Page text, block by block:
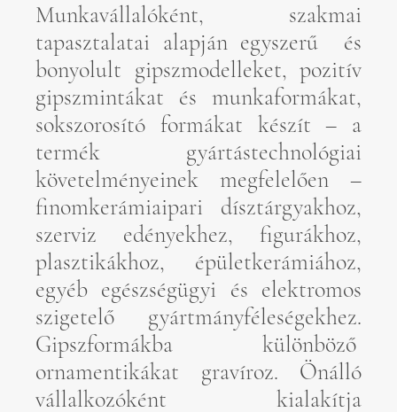
Munkavállalóként, szakmai
tapasztalatai alapján egyszerű és
bonyolult gipszmodelleket, pozitív
gipszmintákat és munkaformákat,
sokszorosító formákat készít – a
termék gyártástechnológiai
követelményeinek megfelelően –
finomkerámiaipari dísztárgyakhoz,
szerviz edényekhez, figurákhoz,
plasztikákhoz, épületkerámiához,
egyéb egészségügyi és elektromos
szigetelő gyártmányféleségekhez.
Gipszformákba különböző
ornamentikákat gravíroz. Önálló
vállalkozóként kialakítja